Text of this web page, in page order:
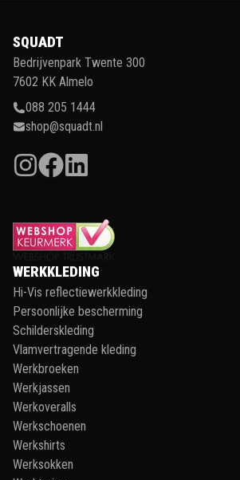
SQUADT
Bedrijvenpark Twente 300
7602 KK Almelo
088 205 1444
shop@squadt.nl
WERKKLEDING
Hi-Vis reflectiewerkkleding
Persoonlijke bescherming
Schilderskleding
Vlamvertragende kleding
Werkbroeken
Werkjassen
Werkoveralls
Werkschoenen
Werkshirts
Werksokken